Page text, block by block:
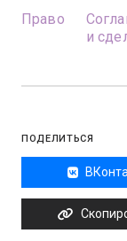
Право
и
ПОДЕЛИТЬСЯ